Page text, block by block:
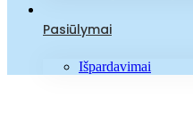
Pasiūlymai
Išpardavimai